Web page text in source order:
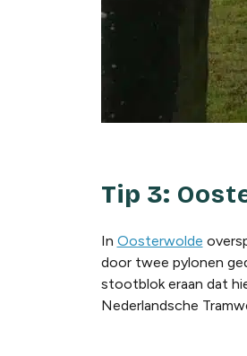
Tip 3:
In Oosterwolde
door twee pylonen
stootblok eraan dat
Nederlandsche